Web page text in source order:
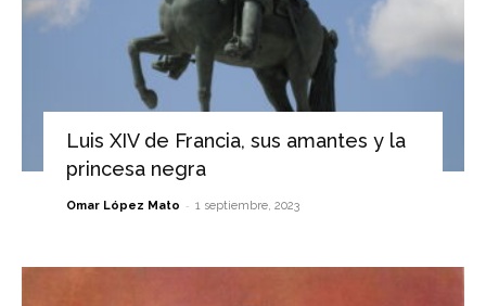
Luis XIV de Francia, sus amantes y la
princesa negra
Omar López Mato - 1 septiembre, 2023